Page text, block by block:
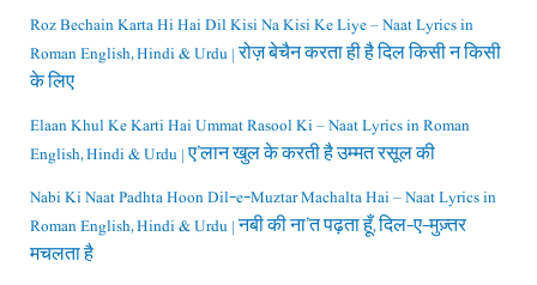
Roz Bechain Karta Hi Hai Dil Kisi Na Kisi Ke Liye – Naat Lyrics in
Roman English, Hindi & Urdu | रोज़ बेचैन करता ही है दिल किसी न किसी
के लिए
Elaan Khul Ke Karti Hai Ummat Rasool Ki – Naat Lyrics in Roman
English, Hindi & Urdu | ए’लान खुल के करती है उम्मत रसूल की
Nabi Ki Naat Padhta Hoon Dil-e-Muztar Machalta Hai – Naat Lyrics in
Roman English, Hindi & Urdu | नबी की ना’त पढ़ता हूँ, दिल-ए-मुज़्तर
मचलता है